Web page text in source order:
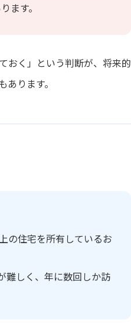
ます。
おく」という判断が、将来的
ります。
の住宅を所有しているお
難しく、年に数回しか訪